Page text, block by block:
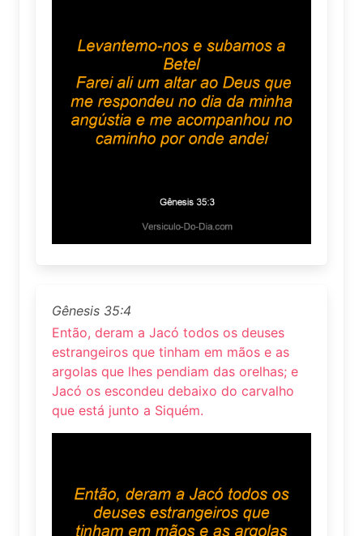
Gênesis 35:4
Então, deram a Jacó todos os deuses
estrangeiros que tinham em mãos e as
argolas que lhes pendiam das orelhas; e
Jacó os escondeu debaixo do carvalho
que está junto a Siquém.